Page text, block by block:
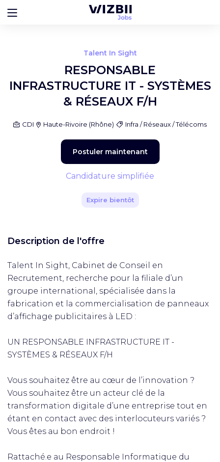
Talent In Sight
RESPONSABLE
INFRASTRUCTURE IT - SYSTÈMES
& RÉSEAUX F/H
CDI Haute-Rivoire (Rhône) Infra / Réseaux / Télécoms
Postuler maintenant
Candidature simplifiée
Expire bientôt
Description de l'offre
Talent In Sight, Cabinet de Conseil en
Recrutement, recherche pour la filiale d’un
groupe international, spécialisée dans la
fabrication et la commercialisation de panneaux
d’affichage publicitaires à LED :
UN RESPONSABLE INFRASTRUCTURE IT -
SYSTÈMES & RÉSEAUX F/H
Vous souhaitez être au cœur de l’innovation ?
Vous souhaitez être un acteur clé de la
transformation digitale d’une entreprise tout en
étant en contact avec des interlocuteurs variés ?
Vous êtes au bon endroit !
Rattaché.e au Responsable Informatique du